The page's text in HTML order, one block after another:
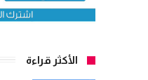
الأكثر قراءة